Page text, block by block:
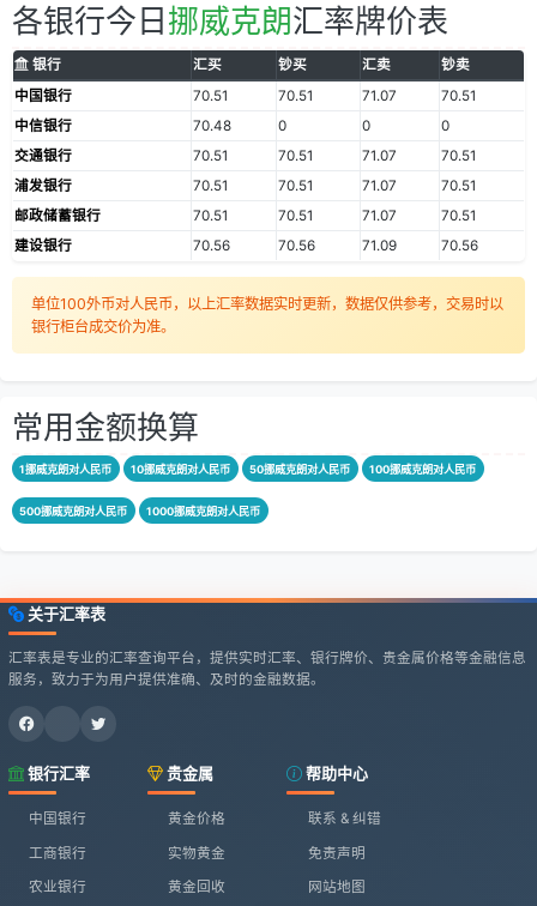
各银行今日 挪威克朗汇率牌价表
银行 汇买 钞买 汇卖
钞卖
中国银行
70.51 70.51 71.07
70.51
中信银行
70.48 0 0
0
交通银行
70.51 70.51 71.07
70.51
浦发银行
70.51 70.51 71.07
70.51
邮政储蓄银行
70.51 70.51 71.07
70.51
建设银行
70.56 70.56 71.09 70.56
单位100外币对人民币，以上汇率数据实时更新，数据仅供参考，交易时以
银行柜台成交价为准。
常用金额换算
1挪威克朗对人民币 10挪威克朗对人民币 50挪威克朗对人民币 100挪威克朗对人民币
500挪威克朗对人民币 1000挪威克朗对人民币
关于汇率表
汇率表是专业的汇率查询平台，提供实时汇率、银行牌价、贵金属价格等金融信息
服务，致力于为用户提供准确、及时的金融数据。
银行汇率
中国银行
工商银行
农业银行
贵金属
黄金价格
实物黄金
黄金回收
帮助中心
联系 & 纠错
免责声明
网站地图